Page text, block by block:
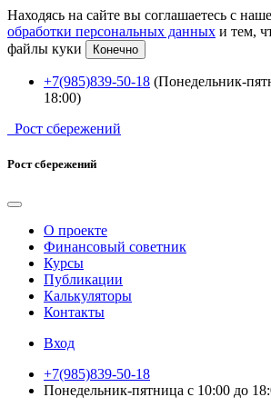
Находясь на сайте вы соглашаетесь с
обработки персональных данных и тем,
файлы куки
Конечно
+7(985)839-50-18 (Понедельник-
18:00)
Рост сбережений
Рост сбережений
О проекте
Финансовый советник
Курсы
Публикации
Калькуляторы
Контакты
Вход
+7(985)839-50-18
Понедельник-пятница с 10:00 до